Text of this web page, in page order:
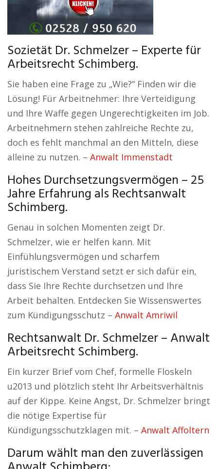
Sozietät Dr. Schmelzer – Experte für
Arbeitsrecht Schimberg.
Sie haben eine Frage zu „Wie?“ Finden wir die
Lösung! Für Arbeitnehmer: Ihre Verteidigung
und Ihre Waffe gegen Ungerechtigkeiten im Job.
Arbeitnehmern stehen zahlreiche Rechte zu,
doch es fehlt manchmal an den Mitteln, diese
alleine zu nutzen. – Anwalt Immenstadt
Hohes Durchsetzungsvermögen – 25
Jahre Erfahrung als Rechtsanwalt
Schimberg.
Genau in solchen Momenten zeigt Dr.
Schmelzer, wie er helfen kann. Mit
Einfühlungsvermögen und scharfem
juristischem Verstand setzt er sich dafür ein,
dass Sie Ihre Rechte durchsetzen und Ihre
Arbeit behalten. Entdecken Sie Wissenswertes
zum Kündigungsschutz – Anwalt Amriwil
Rechtsanwalt Dr. Schmelzer – Anwalt
Arbeitsrecht Schimberg.
Ein kurzer Brief vom Chef, formelle Floskeln
u2013 und plötzlich steht Ihr Arbeitsverhältnis
auf der Kippe. Keine Angst, Dr. Schmelzer bringt
die nötige Expertise für
Kündigungsschutzklagen mit. – Anwalt Affoltern
Darum wählt man den zuverlässigen